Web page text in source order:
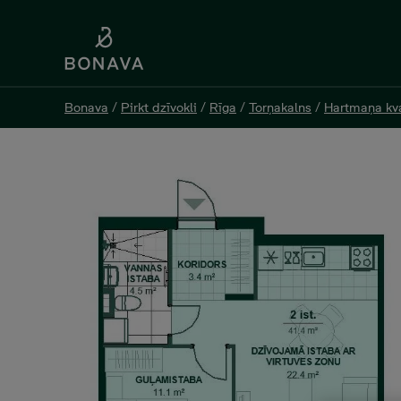
Bonava / Pirkt dzīvokli / Rīga / Torņakalns / Hartmaņa
Bonava / Pirkt dzīvokli / Rīga / Torņakalns / Hartmaņa